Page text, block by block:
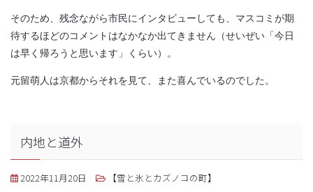
そのため、残念ながら市民にインタビューしても、マスコミが期
待するほどのコメントはなかなか出てきません（せいぜい「今日
は早く帰ろうと思います」くらい）。
元留萌人は京都からそれを見て、また喜んでいるのでした。
内地と道外
2022年11月20日 【雪と氷とカズノコの町】